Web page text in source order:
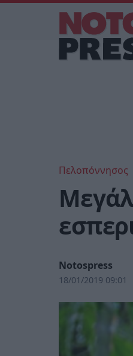
Πελοπόννησος
Notospress
18/01/2019 09:01